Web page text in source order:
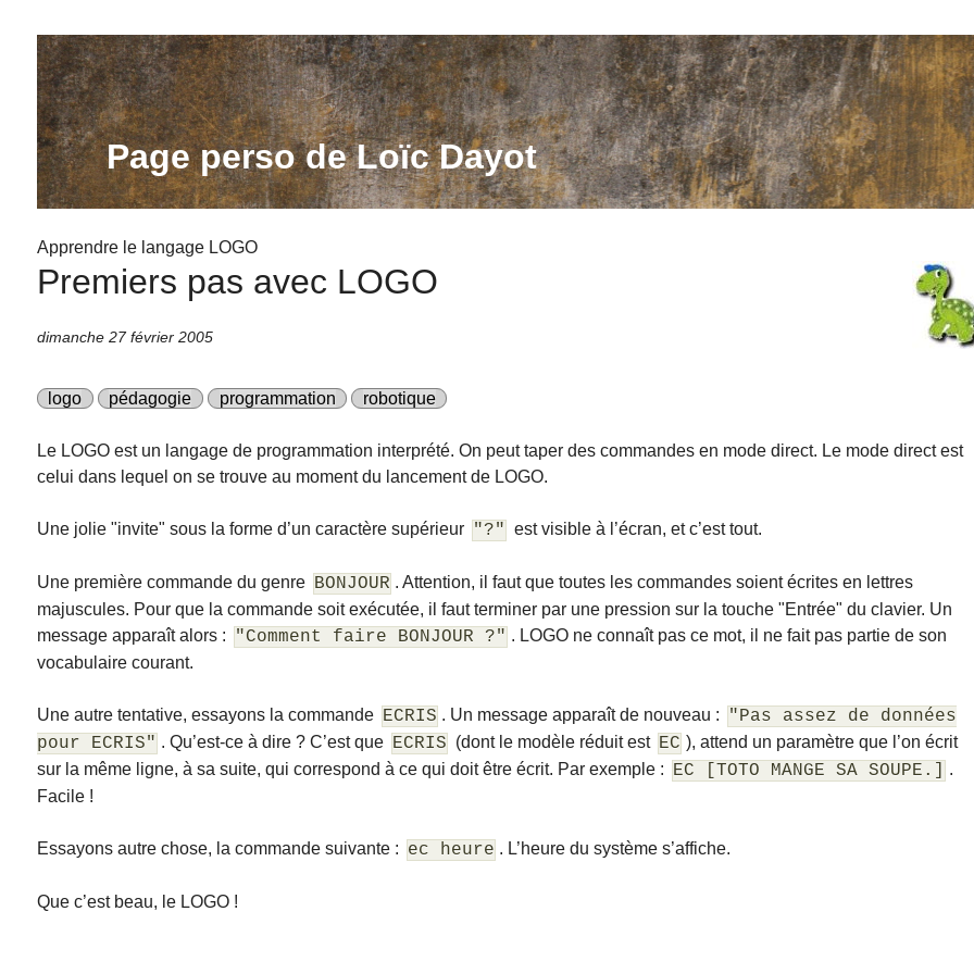
Page perso de Loïc Dayot
Apprendre le langage LOGO
Premiers pas avec LOGO
dimanche 27 février 2005
logo pédagogie programmation robotique
Le LOGO est un langage de programmation interprété. On peut taper des commandes en mode direct. Le mode direct est
celui dans lequel on se trouve au moment du lancement de LOGO.
Une jolie "invite" sous la forme d’un caractère supérieur "?" est visible à l’écran, et c’est tout.
Une première commande du genre BONJOUR . Attention, il faut que toutes les commandes soient écrites en lettres
majuscules. Pour que la commande soit exécutée, il faut terminer par une pression sur la touche "Entrée" du clavier. Un
message apparaît alors :
"Comment faire BONJOUR ?" . LOGO ne connaît pas ce mot, il ne fait pas partie de son
vocabulaire courant.
Une autre tentative, essayons la commande ECRIS . Un message apparaît de nouveau :
"Pas assez de données
pour ECRIS" . Qu’est-ce à dire ? C’est que ECRIS (dont le modèle réduit est EC ), attend un paramètre que l’on écrit
sur la même ligne, à sa suite, qui correspond à ce qui doit être écrit. Par exemple : EC [TOTO MANGE SA SOUPE.]
.
Facile !
Essayons autre chose, la commande suivante : ec heure . L’heure du système s’affiche.
Que c’est beau, le LOGO !